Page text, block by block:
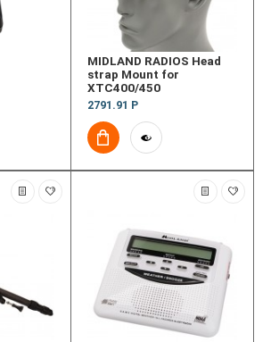
MIDLAND RADIOS Head
strap Mount for
XTC400/450
2791.91 Р